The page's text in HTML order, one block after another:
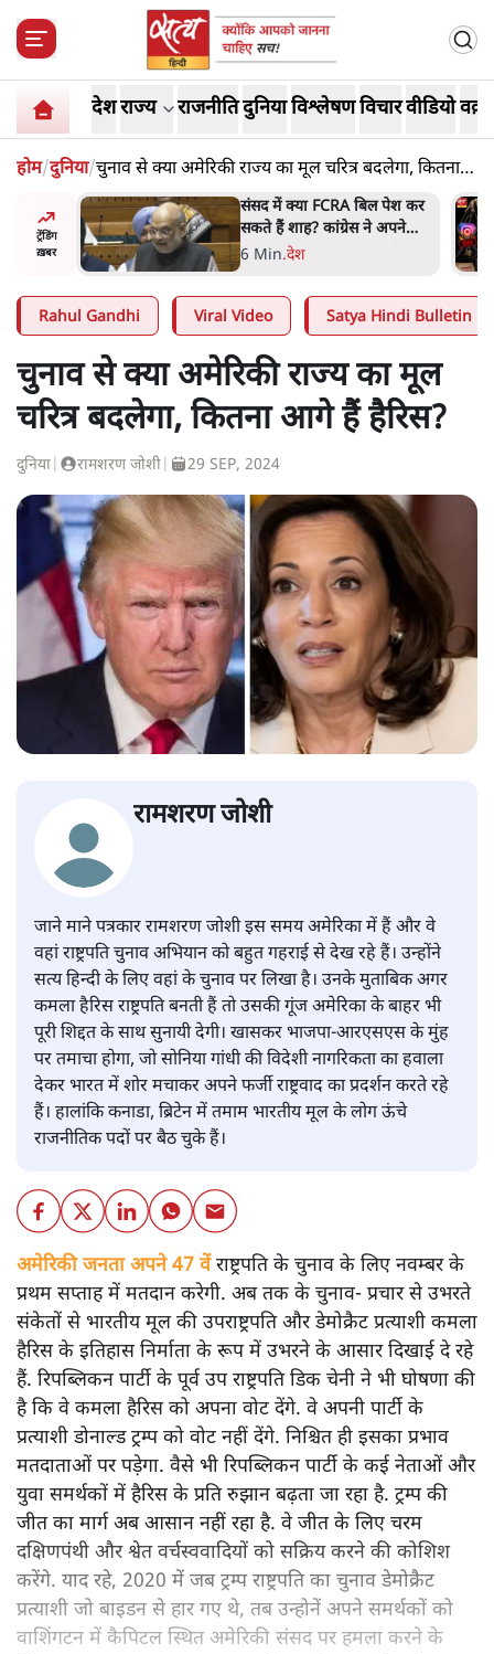
देशराज्य राजनीतिदुनियाविश्लेषणविचारवीडियो
होम/दुनिया/चुनाव से क्या अमेरिकी राज्य का मूल चरित्र बदलेगा, कितना
आगे हैं हैरिस?
ट्रेंडिंग
ख़बर
किसका
संसद में क्या FCRA बिल पेश कर
सकते हैं शाह? कांग्रेस ने अपने
सांसदों के लिए जारी किया व्हिप
6 Min.देश
Rahul Gandhi Viral Video Satya Hindi Bulletin
चुनाव से क्या अमेरिकी राज्य का मूल
चरित्र बदलेगा, कितना आगे हैं हैरिस?
दुनिया रामशरण जोशी 29 SEP, 2024
रामशरण जोशी
जाने माने पत्रकार रामशरण जोशी इस समय अमेरिका में हैं और वे
वहां राष्ट्रपति चुनाव अभियान को बहुत गहराई से देख रहे हैं। उन्होंने
सत्य हिन्दी के लिए वहां के चुनाव पर लिखा है। उनके मुताबिक अगर
कमला हैरिस राष्ट्रपति बनती हैं तो उसकी गूंज अमेरिका के बाहर भी
पूरी शिद्दत के साथ सुनायी देगी। खासकर भाजपा-आरएसएस के मुंह
पर तमाचा होगा, जो सोनिया गांधी की विदेशी नागरिकता का हवाला
देकर भारत में शोर मचाकर अपने फर्जी राष्ट्रवाद का प्रदर्शन करते रहे
हैं। हालांकि कनाडा, ब्रिटेन में तमाम भारतीय मूल के लोग ऊंचे
राजनीतिक पदों पर बैठ चुके हैं।
अमेरिकी जनता अपने 47 वेंराष्ट्रपति के चुनाव के लिए नवम्बर के
प्रथम सप्ताह में मतदान करेगी. अब तक के चुनाव- प्रचार से उभरते
संकेतों से भारतीय मूल की उपराष्ट्रपति और डेमोक्रैट प्रत्याशी कमला
हैरिस के इतिहास निर्माता के रूप में उभरने के आसार दिखाई दे रहे
हैं. रिपब्लिकन पार्टी के पूर्व उप राष्ट्रपति डिक चेनी ने भी घोषणा की
है कि वे कमला हैरिस को अपना वोट देंगे. वे अपनी पार्टी के
प्रत्याशी डोनाल्ड ट्रम्प को वोट नहीं देंगे. निश्चित ही इसका प्रभाव
मतदाताओं पर पड़ेगा. वैसे भी रिपब्लिकन पार्टी के कई नेताओं और
युवा समर्थकों में हैरिस के प्रति रुझान बढ़ता जा रहा है. ट्रम्प की
जीत का मार्ग अब आसान नहीं रहा है. वे जीत के लिए चरम
दक्षिणपंथी और श्वेत वर्चस्ववादियों को सक्रिय करने की कोशिश
करेंगे. याद रहे, 2020 में जब ट्रम्प राष्ट्रपति का चुनाव डेमोक्रैट
प्रत्याशी जो बाइडन से हार गए थे, तब उन्होनें अपने समर्थकों को
वाशिंगटन में कैपिटल स्थित अमेरिकी संसद पर हमला करने के